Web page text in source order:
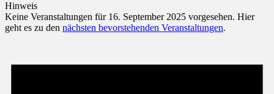
Hinweis
Keine Veranstaltungen für 16. September 2025 vorgesehen. Hier
geht es zu den nächsten bevorstehenden Veranstaltungen.